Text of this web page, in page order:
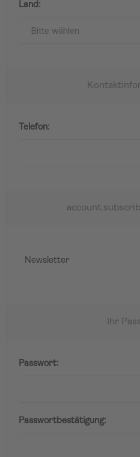
Land:
Telefon:
Newsletter
Ihr
Passwort:
Passwortbestätigung: